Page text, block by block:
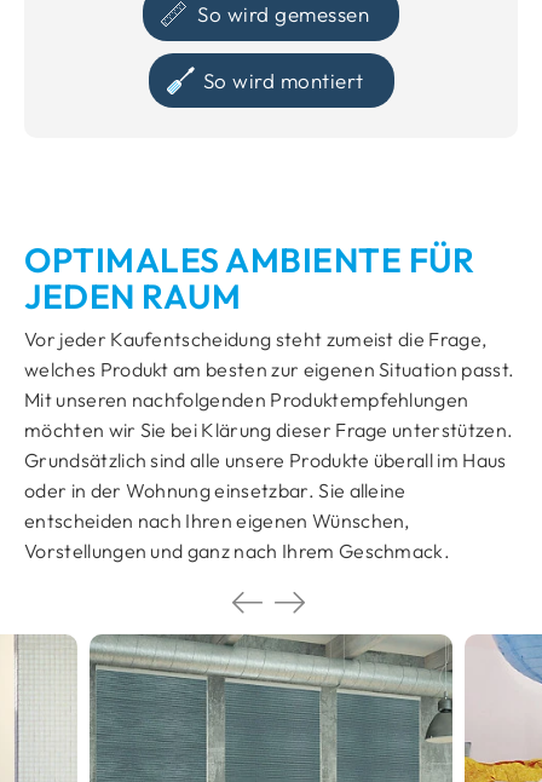
So wird gemessen
So wird montiert
OPTIMALES AMBIENTE FÜR
JEDEN RAUM
Vor jeder Kaufentscheidung steht zumeist die Frage,
welches Produkt am besten zur eigenen Situation passt.
Mit unseren nachfolgenden Produktempfehlungen
möchten wir Sie bei Klärung dieser Frage unterstützen.
Grundsätzlich sind alle unsere Produkte überall im Haus
oder in der Wohnung einsetzbar. Sie alleine
entscheiden nach Ihren eigenen Wünschen,
Vorstellungen und ganz nach Ihrem Geschmack.